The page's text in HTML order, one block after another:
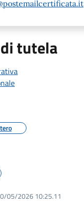
tutela
05/2026 10:25.11